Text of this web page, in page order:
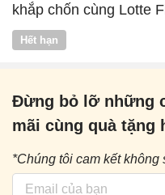
khắp chốn cùng Lotte
Vntrip
Hết hạn
Đừng bỏ lỡ những
mãi cùng quà tặng
*Chúng tôi cam kết